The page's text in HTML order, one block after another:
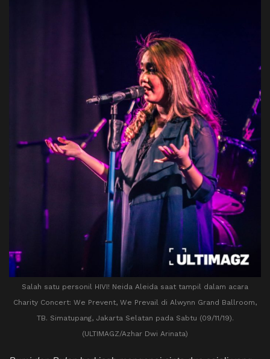
Salah satu personil HIVI! Neida Aleida saat tampil dalam acara
Charity Concert: We Prevent, We Prevail di Alwynn Grand Ballroom,
TB. Simatupang, Jakarta Selatan pada Sabtu (09/11/19).
(ULTIMAGZ/Azhar Dwi Arinata)